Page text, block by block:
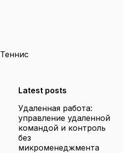
Теннис
Latest posts
Удаленная работа:
управление удаленной
командой и контроль
без
микроменеджмента